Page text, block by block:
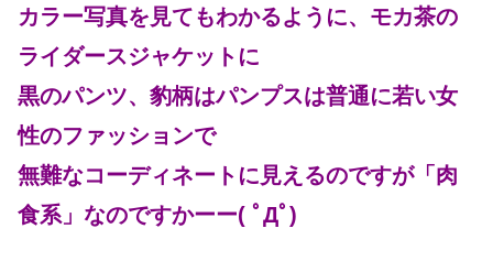
カラー写真を見てもわかるように、モカ茶の
ライダースジャケットに
黒のパンツ、豹柄はパンプスは普通に若い女
性のファッションで
無難なコーディネートに見えるのですが「肉
食系」なのですかーー( ﾟДﾟ)